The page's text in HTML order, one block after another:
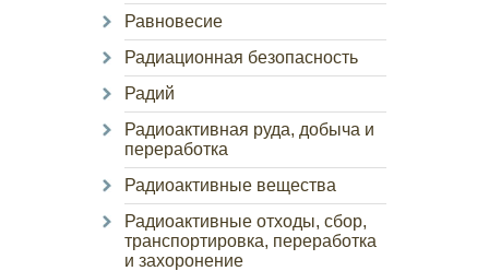
Равновесие
Радиационная безопасность
Радий
Радиоактивная руда, добыча и
переработка
Радиоактивные вещества
Радиоактивные отходы, сбор,
транспортировка, переработка
и захоронение